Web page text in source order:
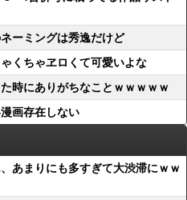
ーミングは秀逸だけど
くちゃヱロくて可愛いよな
時にありがちなことｗｗｗｗｗ
画存在しない
あまりにも多すぎて大渋滞にｗｗ